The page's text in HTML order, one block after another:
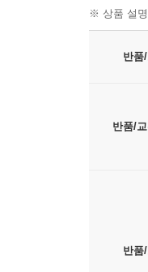
※ 상품 설
반품
반품/
반품